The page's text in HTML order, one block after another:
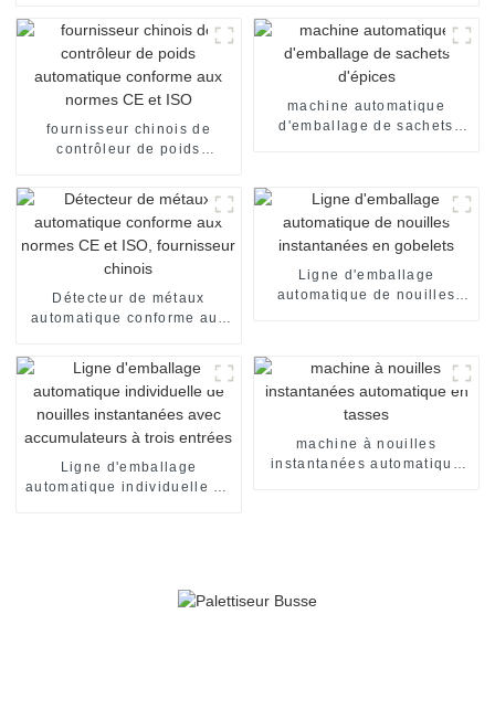
fournisseur chinois de
contrôleur de poids
machine automatique
d'emballage de sachets
Détecteur de métaux
automatique conforme aux
Ligne d'emballage
automatique de nouilles
Ligne d'emballage
automatique individuelle de
machine à nouilles
instantanées automatique